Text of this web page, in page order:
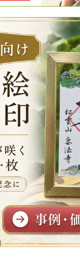
ょうか。